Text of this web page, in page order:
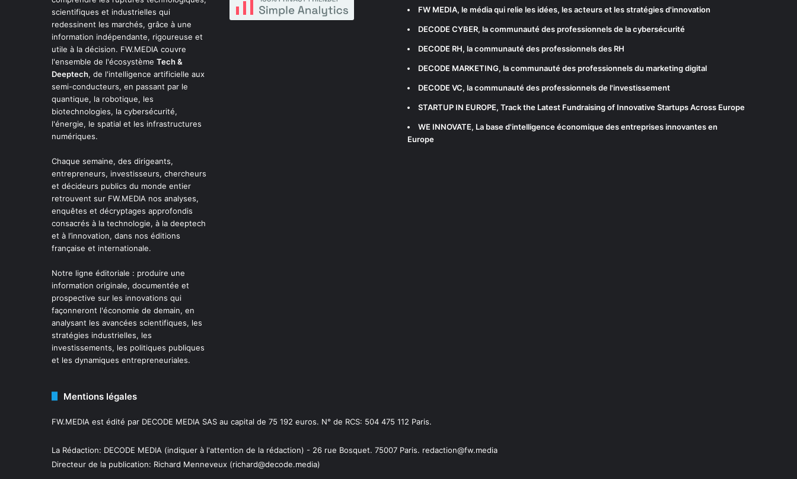
scientifiques et industrielles qui
redessinent les marchés, grâce à une
information indépendante, rigoureuse et
utile à la décision. FW.MEDIA couvre
l'ensemble de l'écosystème Tech &
Deeptech, de l'intelligence artificielle aux
semi-conducteurs, en passant par le
quantique, la robotique, les
biotechnologies, la cybersécurité,
l'énergie, le spatial et les infrastructures
numériques.
Chaque semaine, des dirigeants,
entrepreneurs, investisseurs, chercheurs
et décideurs publics du monde entier
retrouvent sur FW.MEDIA nos analyses,
enquêtes et décryptages approfondis
consacrés à la technologie, à la deeptech
et à l’innovation, dans nos éditions
française et internationale.
Notre ligne éditoriale : produire une
information originale, documentée et
prospective sur les innovations qui
façonneront l'économie de demain, en
analysant les avancées scientifiques, les
stratégies industrielles, les
investissements, les politiques publiques
et les dynamiques entrepreneuriales.
FW MEDIA, le média qui relie les idées, les acteurs et les stratégies d'innovation
DECODE CYBER, la communauté des professionnels de la cybersécurité
DECODE RH, la communauté des professionnels des RH
DECODE MARKETING, la communauté des professionnels du marketing digital
DECODE VC, la communauté des professionnels de l'investissement
STARTUP IN EUROPE, Track the Latest Fundraising of Innovative Startups Across Europe
WE INNOVATE, La base d'intelligence économique des entreprises innovantes en
Europe
Mentions légales
FW.MEDIA est édité par DECODE MEDIA SAS au capital de 75 192 euros. N° de RCS: 504 475 112 Paris.
La Rédaction: DECODE MEDIA (indiquer à l'attention de la rédaction) - 26 rue Bosquet. 75007 Paris. redaction@fw.media
Directeur de la publication: Richard Menneveux (richard@decode.media)